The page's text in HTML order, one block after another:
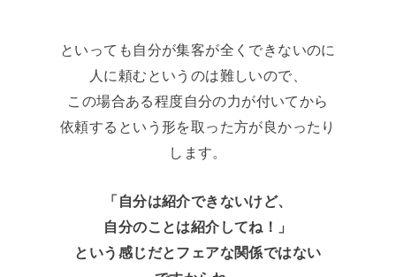
といっても自分が集客が全くできないのに
人に頼むというのは難しいので、
この場合ある程度自分の力が付いてから
依頼するという形を取った方が良かったり
します。
「自分は紹介できないけど、
自分のことは紹介してね！」
という感じだとフェアな関係ではない